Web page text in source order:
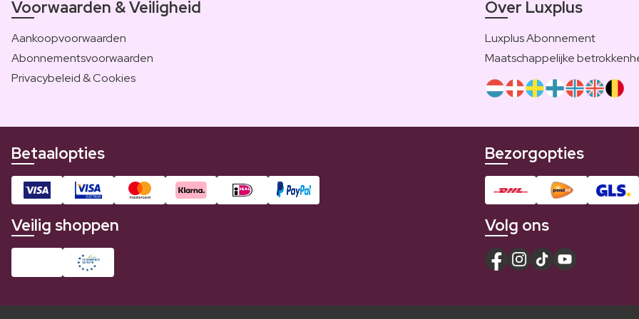
Voorwaarden & Veiligheid
Aankoopvoorwaarden
Abonnementsvoorwaarden
Privacybeleid & Cookies
Over Luxplus
Luxplus Abonnement
Maatschappelijke
Betaalopties Bezorgopties
Veilig shoppen Volg ons